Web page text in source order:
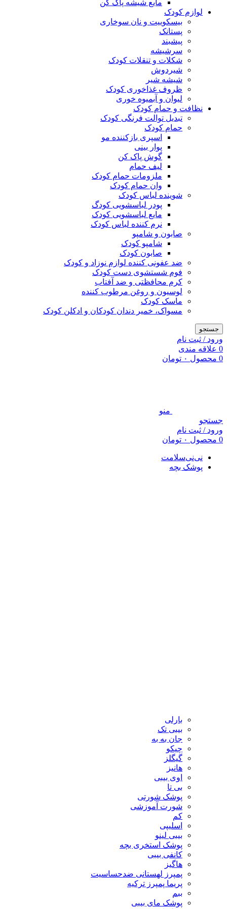
مایع شیشه پاک کن
لوازم کودک
بیسکوییت و نان سوخاری
پستانک
پیشبند
سرشیشه
شکلات و تنقلات کودک
شیردوش
شیشه شیر
ظروف غذاخوری کودک
لیوان و آبمیوه خوری
نظافت و حمام کودک
تبدیل توالت فرنگی کودک
حمام کودک
اسپری بازکننده مو
پوار بینی
گوش پاک کن
لیف حمام
ملزومات حمام کودک
وان حمام کودک
شوینده لباس کودک
پودر لباسشویی کودگ
مایع لباسشویی کودک
نرم کننده لباس کودک
صابون و شامپو
شامپو کودک
صابون کودک
ضد عفونی کننده لوازم نوزاد و کودک
فوم شستشوی دست کودک
کرم محافظتی و ضد آفتاب
لوسیون و روغن مرطوب کننده
ماسک کودک
مسواک، خمیر دندان کودکان و ادکلن کودک
جستجو
ورود / ثبت نام
0 علاقه مندی
0 محصول ۰ تومان
منو
جستجو
ورود / ثبت نام
0 محصول ۰ تومان
نی‌نی‌سلامت
پوشک بچه
بارلی
بیبی تک
جان به به
چیکو
گیگلز
هانیز
اوی بیبی
بی تا
پوشک شورتی
شورت آموزشی
کم
اسلیپی
بیبی لینو
پوشک استخری بچه
کانفی بیبی
هاگیز
پمپرز لهستانی ضدحساسیت
پریما پمپرز ترکیه
ببم
پوشک مای بیبی